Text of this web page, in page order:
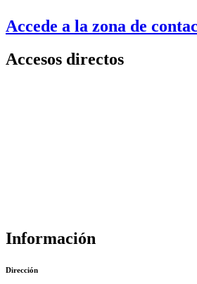
Accede a la zona de
Accesos directos
Información
Dirección